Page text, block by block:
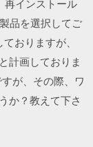
再インストール
品を選択してご
おりますが、
計画しておりま
が、その際、ワ
か？教えて下さ